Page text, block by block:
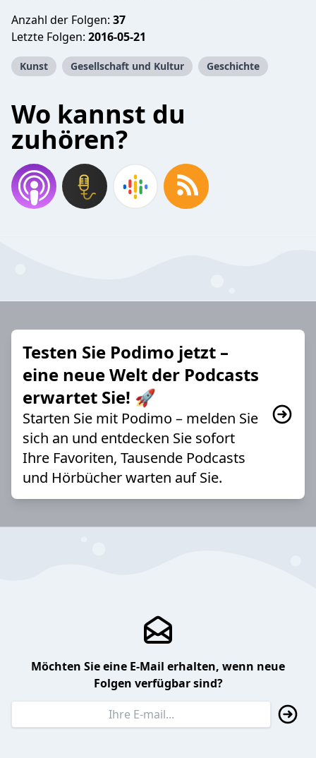
Anzahl der Folgen: 37
Letzte Folgen: 2016-05-21
Kunst Gesellschaft und Kultur Geschichte
Wo kannst du
zuhören?
Testen Sie Podimo jetzt –
eine neue Welt der Podcasts
erwartet Sie! 🚀
Starten Sie mit Podimo – melden Sie
sich an und entdecken Sie sofort
Ihre Favoriten, Tausende Podcasts
und Hörbücher warten auf Sie.
Möchten Sie eine E-Mail erhalten, wenn neue
Folgen verfügbar sind?